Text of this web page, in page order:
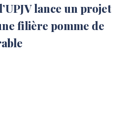
lance un projet
filière pomme de